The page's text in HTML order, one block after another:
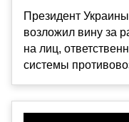
Президент
возложил вину за
на лиц,
системы